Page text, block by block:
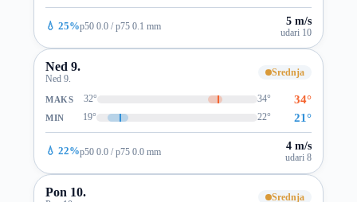
💧 25%p50 0.0 / p75 0.1 mm 5 m/s
udari 10
Ned 9.
Ned 9.
Srednja
MAKS 32° 34° 34°
MIN 19° 22° 21°
💧 22%p50 0.0 / p75 0.0 mm 4 m/s
udari 8
Pon 10. Srednja